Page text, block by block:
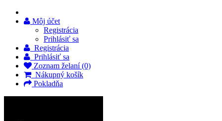
Môj účet
Registrácia
Prihlásiť sa
Registrácia
Prihlásiť sa
Zoznam želaní (0)
Nákupný košík
Pokladňa